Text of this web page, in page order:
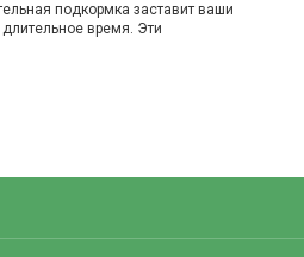
подкормка заставит ваши
время. Эти